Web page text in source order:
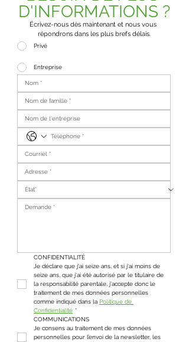
D'INFORMATIONS ?
Écrivez-nous dès maintenant et nous vous
répondrons dans les plus brefs délais.
Privé
Entreprise
CONFIDENTIALITÉ
Je déclare que j'ai seize ans, et si j'ai moins de
seize ans, que j'ai été autorisé par le titulaire de
la responsabilité parentale, j'accepte donc le
traitement de mes données personnelles
comme indiqué dans la Politique de
Confidentialité *
COMMUNICATIONS
Je consens au traitement de mes données
personnelles pour l’envoi de la newsletter, les